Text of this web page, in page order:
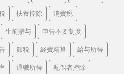
扶養控除 消費税
生前贈与 申告不要制度
節税 経費精算 給与所得
退職所得 配偶者控除